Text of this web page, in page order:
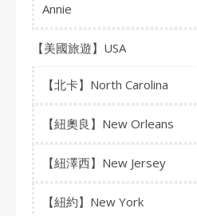
Annie
【美國旅遊】USA
【北卡】North Carolina
【紐奧良】New Orleans
【紐澤西】New Jersey
【紐約】New York